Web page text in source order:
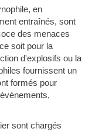
en
entraînés, sont
des menaces
soit pour la
d'explosifs ou la
fournissent un
formés pour
sont chargés